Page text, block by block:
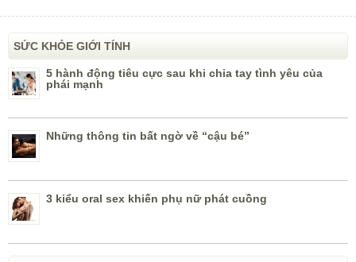
SỨC KHỎE GIỚI TÍNH
5 hành động tiêu cực sau khi chia tay tình yêu của
phái mạnh
Những thông tin bất ngờ về “cậu bé”
3 kiểu oral sex khiến phụ nữ phát cuồng